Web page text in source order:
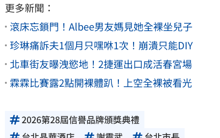
更多新聞：
滾床忘鎖門！Albee男友媽見她全裸坐兒子
珍琳痛訴夫1個月只嘿咻1次！崩潰只能DIY
北車街友曝洩慾地！2捷運出口成活春宮場
霖霖比賽露2點開裸體趴！上空全裸被看光
2026第28屆信譽品牌頒獎典禮